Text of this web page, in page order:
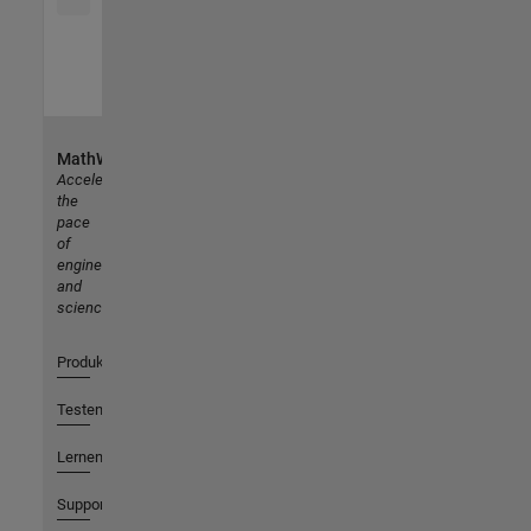
MathWorks
Accelerating
the
pace
of
engineering
and
science
Produkte
Testen oder Kaufen
Lernen
Support